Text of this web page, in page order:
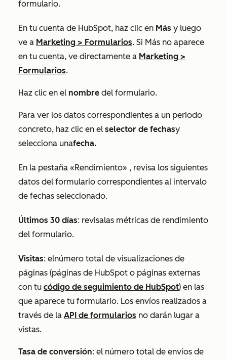
formulario.
En tu cuenta de HubSpot, haz clic en Más y luego
ve a Marketing > Formularios. Si Más no aparece
en tu cuenta, ve directamente a Marketing >
Formularios.
Haz clic en el nombre del formulario.
Para ver los datos correspondientes a un periodo
concreto, haz clic en el selector de fechasy
selecciona unafecha.
En la pestaña «Rendimiento» , revisa los siguientes
datos del formulario correspondientes al intervalo
de fechas seleccionado.
Últimos 30 días: revisalas métricas de rendimiento
del formulario.
Visitas: elnúmero total de visualizaciones de
páginas (páginas de HubSpot o páginas externas
con tu código de seguimiento de HubSpot) en las
que aparece tu formulario. Los envíos realizados a
través de la API de formularios no darán lugar a
vistas.
Tasa de conversión: el número total de envíos de